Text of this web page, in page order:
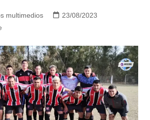
multimedios
23/08/2023